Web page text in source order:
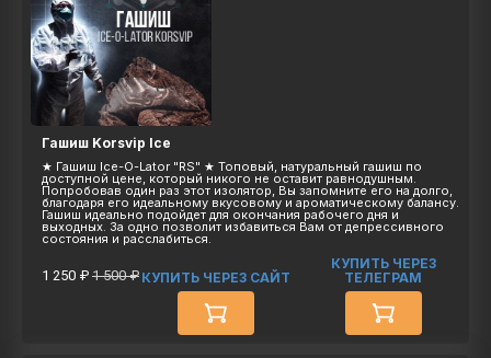
Гашиш Korsvip Ice
★ Гaшиш Ice-О-Lator "RS" ★ Топовый, натуральный гaшиш по
доступной цене, который никого не оставит равнодушным.
Попробовав один раз этот изолятор, Вы запомните его на долго,
благодаря его идеальному вкусовому и ароматическому балансу.
Гашиш идеально подойдет для окончания рабочего дня и
выходных. За одно позволит избавиться Вам от депрессивного
состояния и расслабиться.
1 250 ₽ 1 500 ₽ КУПИТЬ ЧЕРЕЗ САЙТ
КУПИТЬ ЧЕРЕЗ
ТЕЛЕГРАМ